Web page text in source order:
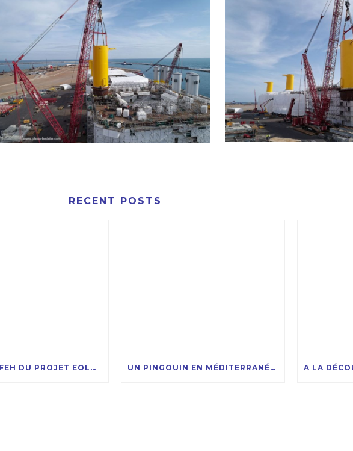
RECENT POSTS
LA BOUÉE FEH DU PROJET EOLMED PRÊTE À RECEVOIR LA COMPAGNIE DES ÉOLIENNES FLOTTANTES UN PINGOUIN EN MÉDITERRANÉE, UNE RENCONTRE RARE ET FASCINANTE !